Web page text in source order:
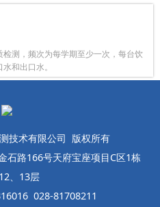
测，频次为每学期至少一次，每台饮
和出口水。
技术有限公司 版权所有
石路166号天府宝座项目C区1栋
、13层
028-81708211